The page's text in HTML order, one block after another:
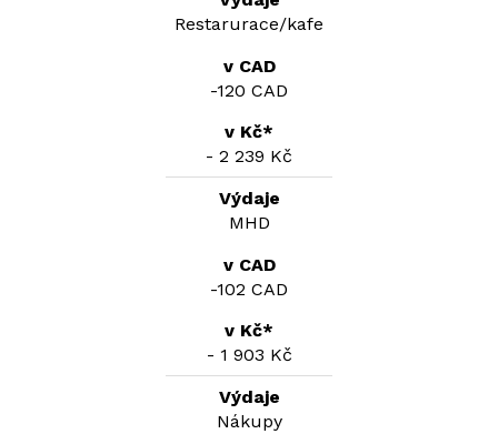
Restarurace/kafe
-120 CAD
- 2 239 Kč
MHD
-102 CAD
- 1 903 Kč
Nákupy